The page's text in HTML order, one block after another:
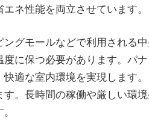
ネ性能を両立させています。
グモールなどで利用される
に保つ必要があります。パ
適な室内環境を実現します
。長時間の稼働や厳しい環